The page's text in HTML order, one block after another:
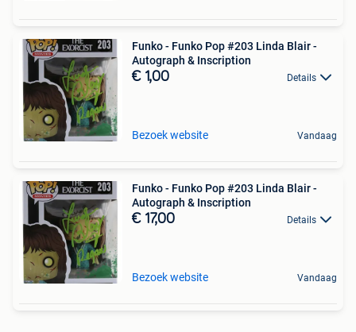
Funko - Funko Pop #203 Linda Blair -
Autograph & Inscription
€ 1,00 Details
Bezoek website Vandaag
Funko - Funko Pop #203 Linda Blair -
Autograph & Inscription
€ 17,00 Details
Bezoek website Vandaag